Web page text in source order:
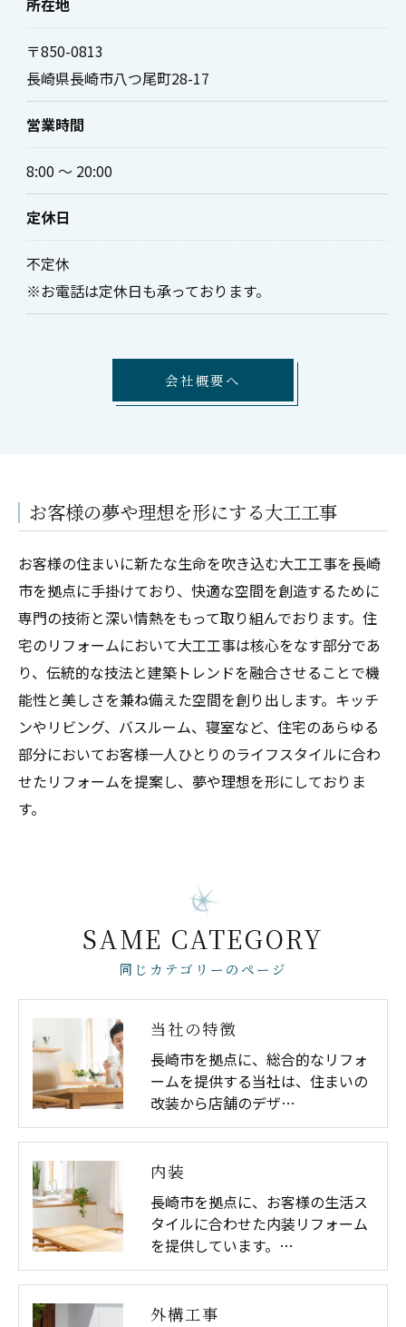
〒850-0813
長崎県長崎市八つ尾町28-17
営業時間
8:00 ～ 20:00
定休日
不定休
※お電話は定休日も承っております。
会社概要へ
お客様の夢や理想を形にする大工工事
お客様の住まいに新たな生命を吹き込む大工工事を長崎
市を拠点に手掛けており、快適な空間を創造するために
専門の技術と深い情熱をもって取り組んでおります。住
宅のリフォームにおいて大工工事は核心をなす部分であ
り、伝統的な技法と建築トレンドを融合させることで機
能性と美しさを兼ね備えた空間を創り出します。キッチ
ンやリビング、バスルーム、寝室など、住宅のあらゆる
部分においてお客様一人ひとりのライフスタイルに合わ
せたリフォームを提案し、夢や理想を形にしておりま
す。
同じカテゴリーのページ
SAME CATEGORY
当社の特徴
長崎市を拠点に、総合的なリフォ
ームを提供する当社は、住まいの
改装から店舗のデザ…
内装
長崎市を拠点に、お客様の生活ス
タイルに合わせた内装リフォーム
を提供しています。…
外構工事